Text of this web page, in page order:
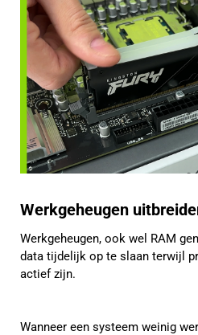
Werkgeheugen
Werkgeheugen, ook wel RAM
data tijdelijk op te slaan terwijl
actief zijn.
Wanneer een systeem weinig